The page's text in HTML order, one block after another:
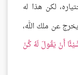
لكن هذا له
عن ملك الله،
أَنْ يَقُولَ لَهُ كُنْ